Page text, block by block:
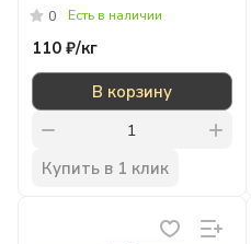
0 Есть в наличии
110 ₽/кг
В корзину
Купить в 1 клик